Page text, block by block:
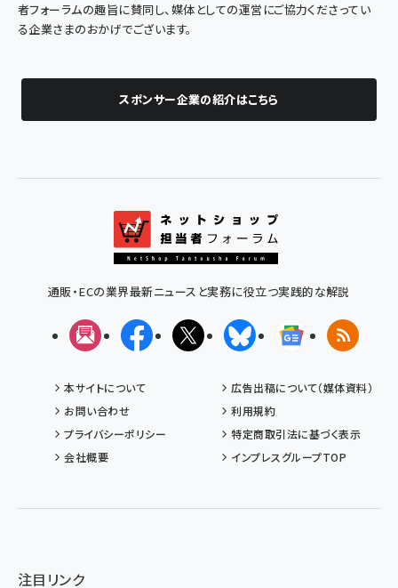
者フォーラムの趣旨に賛同し、媒体としての運営にご協力くださってい
る企業さまのおかげでございます。
スポンサー企業の紹介はこちら
通販・ECの業界最新ニュースと実務に役立つ実践的な解説
メルマガFacebookX(エックス)BlueskyGoogleニュ
RSS
本サイトについて
広告出稿について（媒体資料）
お問い合わせ
利用規約
プライバシーポリシー
特定商取引法に基づく表示
会社概要
インプレスグループTOP
注目リンク